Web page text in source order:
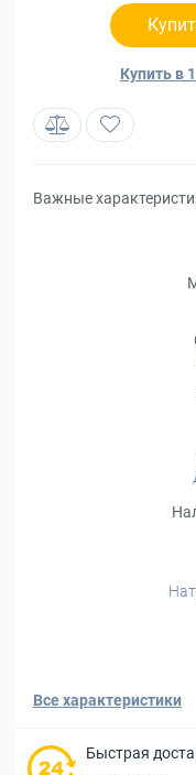
Купить в
Важные
Все характеристики
Быстрая